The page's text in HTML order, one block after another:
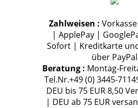
Zahlweisen :
| ApplePay |
Sofort | Kreditkarte
über PayPal
Beratung : Montag-
Tel.Nr.+49 (0) 3445-
DEU bis 75 EUR 8,50
| DEU ab 75 EUR